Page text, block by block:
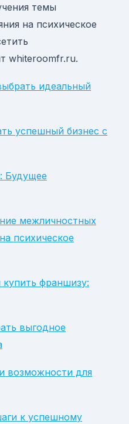
темы
на психическое
whiteroomfr.ru.
идеальный
успешный бизнес с
Будущее
межличностных
психическое
франшизу:
выгодное
возможности для
к успешному